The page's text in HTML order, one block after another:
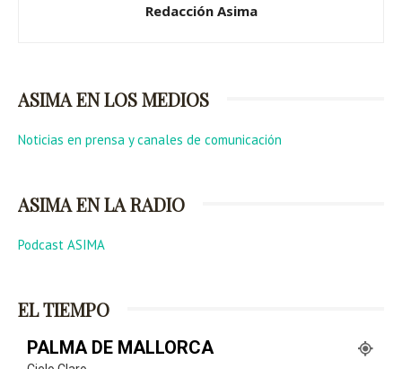
Redacción Asima
ASIMA EN LOS MEDIOS
Noticias en prensa y canales de comunicación
ASIMA EN LA RADIO
Podcast ASIMA
EL TIEMPO
PALMA DE MALLORCA